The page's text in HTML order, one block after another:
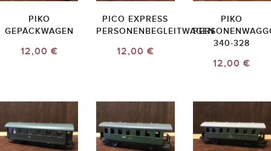
PIKO
GEPÄCKWAGEN
12,00 €
PICO EXPRESS
PERSONENBEGLEITWAGEN
12,00 €
PIKO
340-328
12,00 €